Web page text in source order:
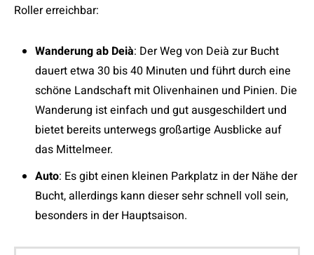
Roller erreichbar:
Wanderung ab Deià: Der Weg von Deià zur Bucht
dauert etwa 30 bis 40 Minuten und führt durch eine
schöne Landschaft mit Olivenhainen und Pinien. Die
Wanderung ist einfach und gut ausgeschildert und
bietet bereits unterwegs großartige Ausblicke auf
das Mittelmeer.
Auto: Es gibt einen kleinen Parkplatz in der Nähe der
Bucht, allerdings kann dieser sehr schnell voll sein,
besonders in der Hauptsaison.